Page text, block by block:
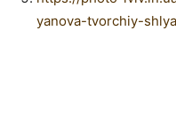
yanova-tvorchiy-